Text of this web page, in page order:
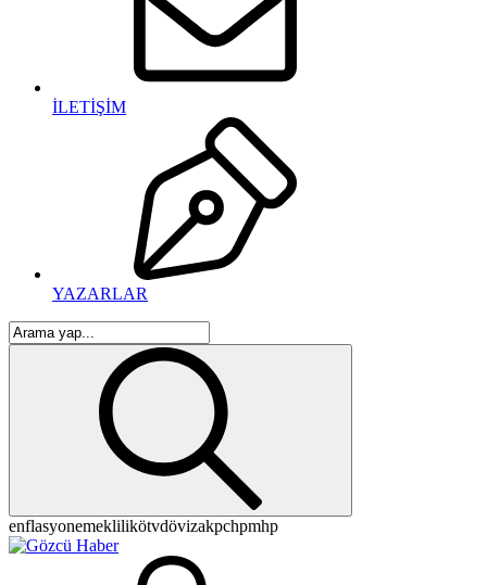
İLETİŞİM
YAZARLAR
enflasyonemeklilikötvdövizakpchpmhp